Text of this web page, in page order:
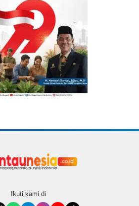
Ikuti kami di